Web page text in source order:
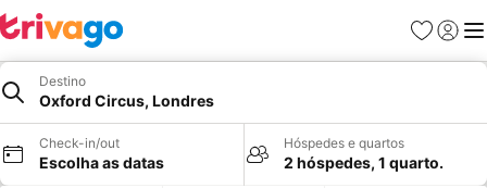
Favoritos
Iniciar
Destino
Oxford Circus, Londres
Check-in/out
Escolha as datas
Hóspedes e quartos
2 hóspedes, 1 quarto.